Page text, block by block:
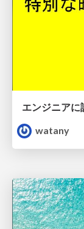
エンジニアに
watany